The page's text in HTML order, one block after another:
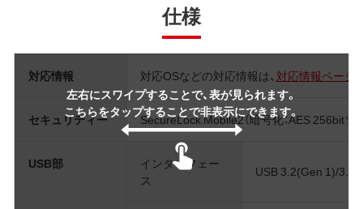
仕様
左右にスワイプすることで、表が見られます。
こちらをタップすることで非表示にできます。
対応情報 対応OSなどの対応情報は、 対応情報ページ
セキュリティー SecureLock Mobile2（暗号化：AES 256bitソ
USB部
インターフェー
ス
USB 3.2(Gen 1)/